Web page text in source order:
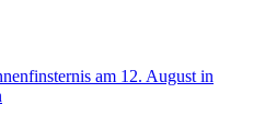
am 12. August in